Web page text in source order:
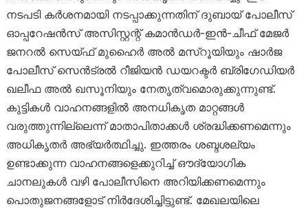
നടപടി കർശനമായി നടപ്പാക്കുന്നതിന് ദുബായ് പോലീസ്
ഓപ്പറേഷൻസ് അസിസ്റ്റന്റ് കമാൻഡർ-ഇൻ-ചീഫ് മേജർ
ജനറൽ സെയ്ഫ് മുഹൈർ അൽ മസ്‌റൂയിയും ഷാർജ
പോലീസ് സെൻട്രൽ റീജിയൻ ഡയറക്ടർ ബ്രിഗേഡിയർ
ഖലീഫ അൽ ഖസൂനിയും നേതൃത്വമൊരുക്കുന്നുണ്ട്.
കുട്ടികൾ വാഹനങ്ങളിൽ അനധികൃത മാറ്റങ്ങൾ
വരുത്തുന്നില്ലെന്ന് മാതാപിതാക്കൾ ശ്രദ്ധിക്കണമെന്നും
അധികൃതർ അഭ്യർത്ഥിച്ചു. ഇത്തരം ശബ്ദശല്യം
ഉണ്ടാക്കുന്ന വാഹനങ്ങളെക്കുറിച്ച് ഔദ്യോഗിക
ചാനലുകൾ വഴി പോലീസിനെ അറിയിക്കണമെന്നും
പൊതുജനങ്ങളോട് നിർദേശിച്ചിട്ടുണ്ട്. മേഖലയിലെ